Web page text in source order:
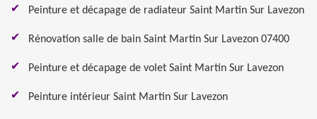
Peinture et décapage de radiateur Saint Martin Sur Lavezon
Rénovation salle de bain Saint Martin Sur Lavezon 07400
Peinture et décapage de volet Saint Martin Sur Lavezon
Peinture intérieur Saint Martin Sur Lavezon